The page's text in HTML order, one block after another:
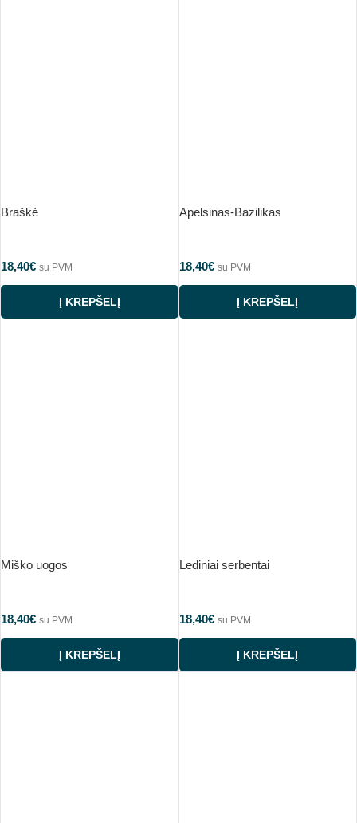
Braškė
18,40€ su PVM
Į KREPŠELĮ
Apelsinas-Bazilikas
18,40€ su PVM
Į KREPŠELĮ
Miško uogos
18,40€ su PVM
Į KREPŠELĮ
Lediniai serbentai
18,40€ su PVM
Į KREPŠELĮ